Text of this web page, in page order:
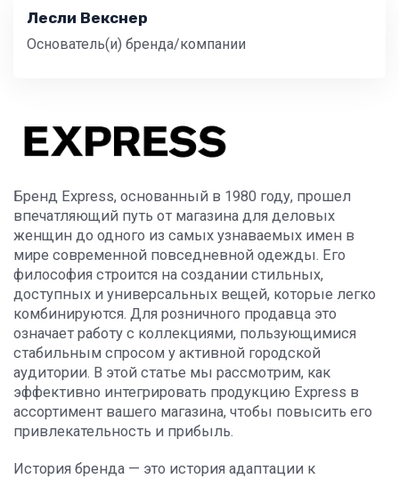
Лесли Векснер
Основатель(и) бренда/компании
Бренд Express, основанный в 1980 году, прошел
впечатляющий путь от магазина для деловых
женщин до одного из самых узнаваемых имен в
мире современной повседневной одежды. Его
философия строится на создании стильных,
доступных и универсальных вещей, которые легко
комбинируются. Для розничного продавца это
означает работу с коллекциями, пользующимися
стабильным спросом у активной городской
аудитории. В этой статье мы рассмотрим, как
эффективно интегрировать продукцию Express в
ассортимент вашего магазина, чтобы повысить его
привлекательность и прибыль.
История бренда — это история адаптации к